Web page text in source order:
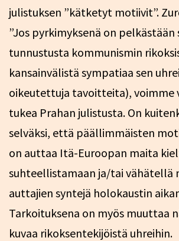
julistuksen ”kätketyt motiivit”.
”Jos pyrkimyksenä on pelkästään
tunnustusta kommunismin
kansainvälistä sympatiaa sen
oikeutettuja tavoitteita), voimme
tukea Prahan julistusta. On
selväksi, että päällimmäisten
on auttaa Itä-Euroopan maita
suhteellistamaan ja/tai vähätellä
auttajien syntejä holokaustin
Tarkoituksena on myös muuttaa
kuvaa rikoksentekijöistä uhreihin.